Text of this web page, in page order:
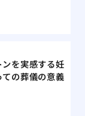
を実感する妊
の葬儀の意義